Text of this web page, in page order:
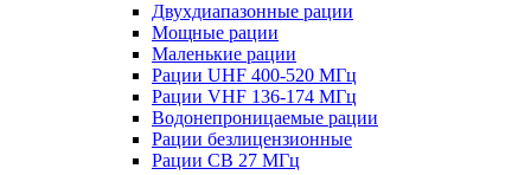
Двухдиапазонные рации
Мощные рации
Маленькие рации
Рации UHF 400-520 МГц
Рации VHF 136-174 МГц
Водонепроницаемые рации
Рации безлицензионные
Рации CB 27 МГц